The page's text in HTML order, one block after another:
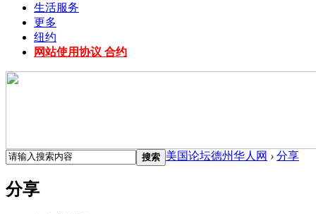
生活服务
更多
纽约
网站使用协议 合约
搜索 美国论坛德州华人网 › 分享
分享